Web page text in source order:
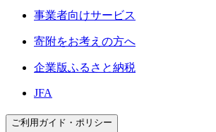
事業者向けサービス
寄附をお考えの方へ
企業版ふるさと納税
JFA
ご利用ガイド・ポリシー